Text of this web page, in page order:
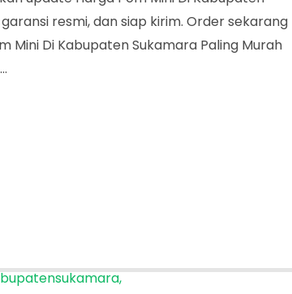
Kabupaten
Sukamara
resmi, dan siap kirim. Order sekarang
Mini Di Kabupaten Sukamara Paling Murah